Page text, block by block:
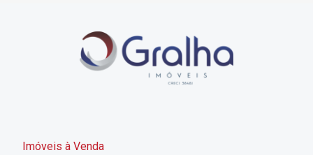
Imóveis à Venda